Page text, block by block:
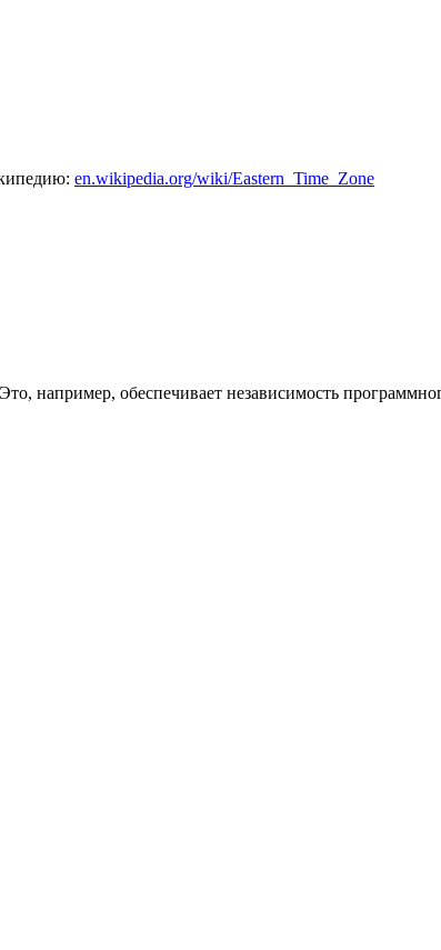
en.wikipedia.org/wiki/Eastern_Time_Zone
например, обеспечивает независимость